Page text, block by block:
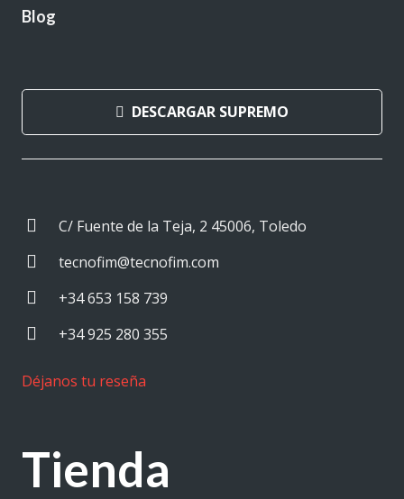
Blog
DESCARGAR SUPREMO
C/ Fuente de la Teja, 2 45006, Toledo
tecnofim@tecnofim.com
+34 653 158 739
+34 925 280 355
Déjanos tu reseña
Tienda